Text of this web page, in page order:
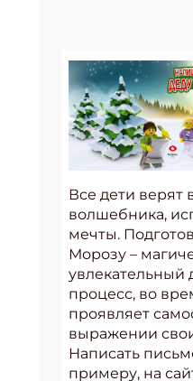
Все дети верят
волшебника,
мечты.
Морозу –
увлекательный
процесс, во
проявляет
выражении
Написать
примеру, на